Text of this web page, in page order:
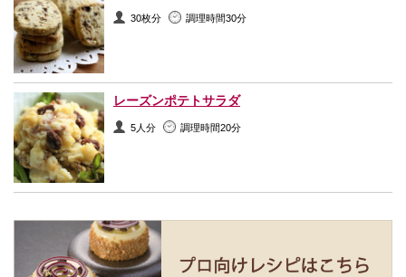
30枚分 調理時間30分
レーズンポテトサラダ
5人分 調理時間20分